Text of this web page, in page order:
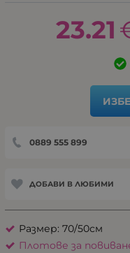
23.21
0889 555 899
ДОБАВИ В ЛЮБИМИ
Размер: 70/50см
Плотове за